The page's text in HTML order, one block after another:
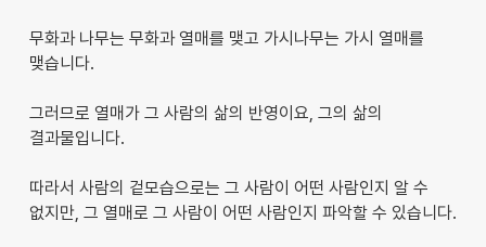
무화과 나무는 무화과 열매를 맺고 가시나무는 가시 열매를
맺습니다.
그러므로 열매가 그 사람의 삶의 반영이요, 그의 삶의
결과물입니다.
따라서 사람의 겉모습으로는 그 사람이 어떤 사람인지 알 수
없지만, 그 열매로 그 사람이 어떤 사람인지 파악할 수 있습니다.